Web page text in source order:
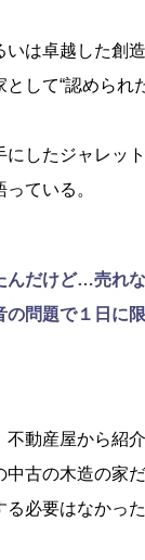
は卓越した創
して“認められ
したジャレッ
ている。
んだけど…売れ
の問題で１日に
動産屋から紹
中古の木造の家
必要はなかっ